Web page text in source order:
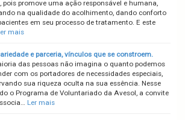
pois promove uma ação responsável e humana,
na qualidade do acolhimento, dando conforto
em seu processo de tratamento. E este
mais
e parceria, vínculos que se constroem.
das pessoas não imagina o quanto podemos
com os portadores de necessidades especiais,
sua riqueza oculta na sua essência. Nesse
o Programa de Voluntariado da Avesol, a convite
Ler mais